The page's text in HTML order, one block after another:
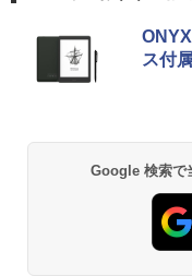
ス付
Google 検索で